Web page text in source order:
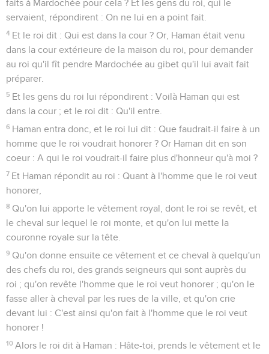
faits à Mardochée pour cela ? Et les gens du roi, qui le
servaient, répondirent : On ne lui en a point fait.
4 Et le roi dit : Qui est dans la cour ? Or, Haman était venu
dans la cour extérieure de la maison du roi, pour demander
au roi qu'il fît pendre Mardochée au gibet qu'il lui avait fait
préparer.
5 Et les gens du roi lui répondirent : Voilà Haman qui est
dans la cour ; et le roi dit : Qu'il entre.
6 Haman entra donc, et le roi lui dit : Que faudrait-il faire à un
homme que le roi voudrait honorer ? Or Haman dit en son
coeur : A qui le roi voudrait-il faire plus d'honneur qu'à moi ?
7 Et Haman répondit au roi : Quant à l'homme que le roi veut
honorer,
8 Qu'on lui apporte le vêtement royal, dont le roi se revêt, et
le cheval sur lequel le roi monte, et qu'on lui mette la
couronne royale sur la tête.
9 Qu'on donne ensuite ce vêtement et ce cheval à quelqu'un
des chefs du roi, des grands seigneurs qui sont auprès du
roi ; qu'on revête l'homme que le roi veut honorer ; qu'on le
fasse aller à cheval par les rues de la ville, et qu'on crie
devant lui : C'est ainsi qu'on fait à l'homme que le roi veut
honorer !
10 Alors le roi dit à Haman : Hâte-toi, prends le vêtement et le